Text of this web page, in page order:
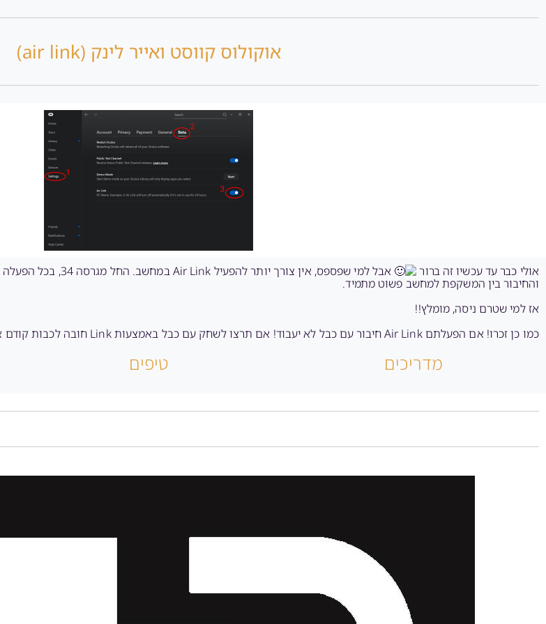
אוקולוס קווסט ואייר לינק (air link)
אולי כבר עד עכשיו זה ברור
והחיבור בין המשקפת למחשב פשוט מתמיד.
אז למי שטרם ניסה, מומלץ!!
כמו כן זכרו! אם הפעלתם Air Link חיבור עם כבל לא יעבוד! אם תרצו לשחק עם כבל באמצעות Link חובה לכבות קודם את הAir Link במשקפת!
מדריכים טיפים